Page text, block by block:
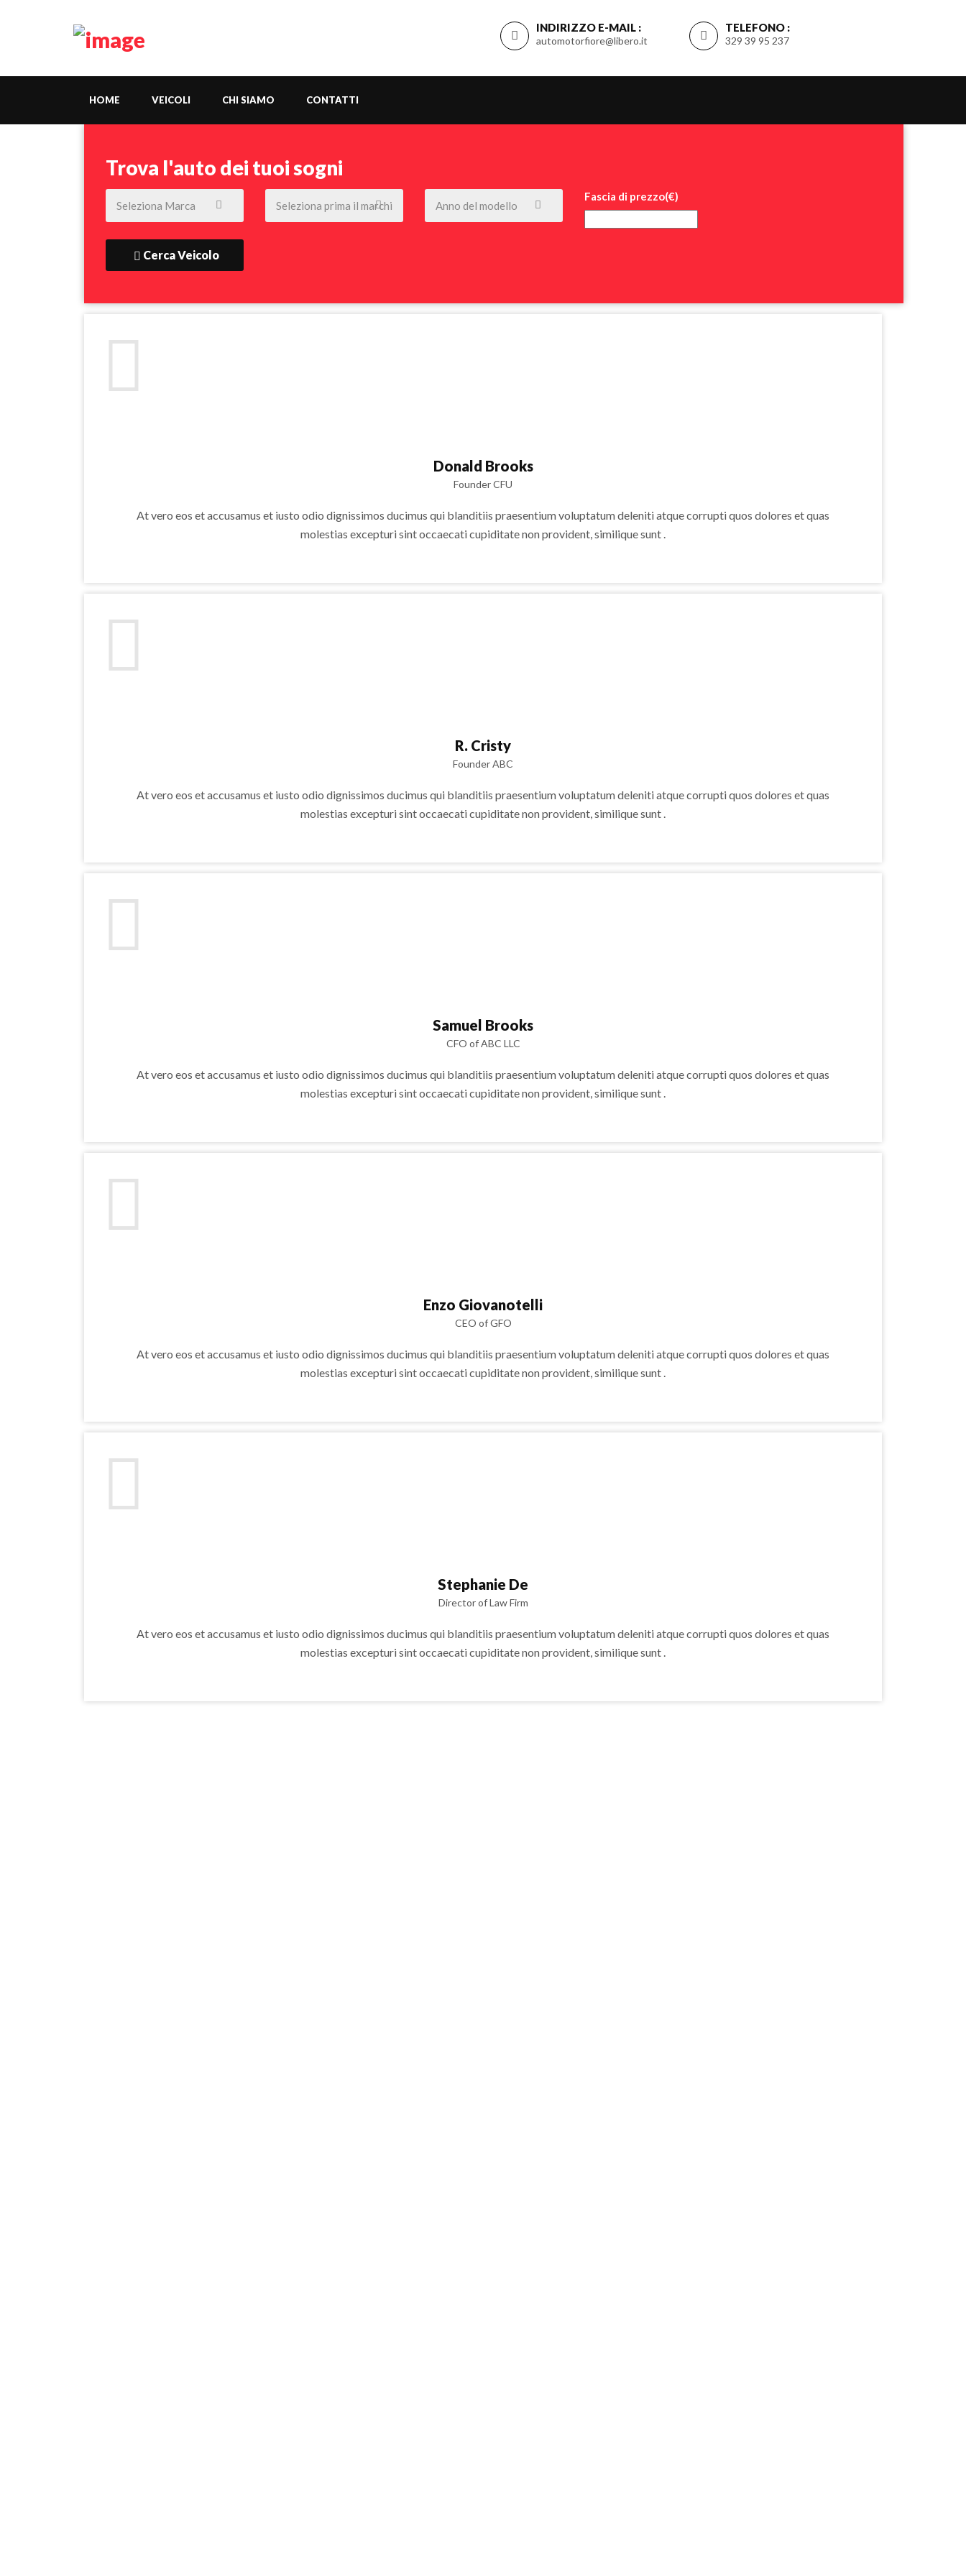
INDIRIZZO E-MAIL :
automotorfiore@libero.it
TELEFONO :
329 39 95 237
HOME VEICOLI CHI SIAMO CONTATTI
Trova l'auto dei tuoi sogni
Fascia di prezzo(€)
Cerca Veicolo
Donald Brooks
Founder CFU
At vero eos et accusamus et iusto odio dignissimos ducimus qui blanditiis praesentium voluptatum deleniti atque corrupti quos dolores et quas
molestias excepturi sint occaecati cupiditate non provident, similique sunt .
R. Cristy
Founder ABC
At vero eos et accusamus et iusto odio dignissimos ducimus qui blanditiis praesentium voluptatum deleniti atque corrupti quos dolores et quas
molestias excepturi sint occaecati cupiditate non provident, similique sunt .
Samuel Brooks
CFO of ABC LLC
At vero eos et accusamus et iusto odio dignissimos ducimus qui blanditiis praesentium voluptatum deleniti atque corrupti quos dolores et quas
molestias excepturi sint occaecati cupiditate non provident, similique sunt .
Enzo Giovanotelli
CEO of GFO
At vero eos et accusamus et iusto odio dignissimos ducimus qui blanditiis praesentium voluptatum deleniti atque corrupti quos dolores et quas
molestias excepturi sint occaecati cupiditate non provident, similique sunt .
Stephanie De
Director of Law Firm
At vero eos et accusamus et iusto odio dignissimos ducimus qui blanditiis praesentium voluptatum deleniti atque corrupti quos dolores et quas
molestias excepturi sint occaecati cupiditate non provident, similique sunt .